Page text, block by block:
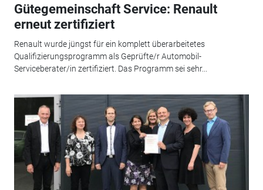
Gütegemeinschaft Service: Renault
erneut zertifiziert
Renault wurde jüngst für ein komplett überarbeitetes
Qualifizierungsprogramm als Geprüfte/r Automobil-
Serviceberater/in zertifiziert. Das Programm sei sehr...